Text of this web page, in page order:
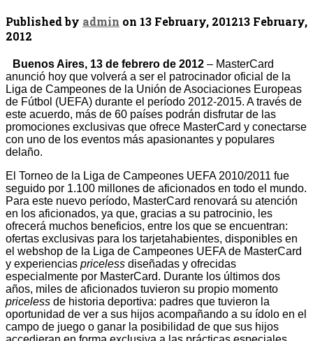
Published by admin on 13 February, 201213 February,
2012
Buenos Aires, 13 de febrero de 2012 – MasterCard
anunció hoy que volverá a ser el patrocinador oficial de la
Liga de Campeones de la Unión de Asociaciones Europeas
de Fútbol (UEFA) durante el período 2012-2015. A través de
este acuerdo, más de 60 países podrán disfrutar de las
promociones exclusivas que ofrece MasterCard y conectarse
con uno de los eventos más apasionantes y populares
delaño.
El Torneo de la Liga de Campeones UEFA 2010/2011 fue
seguido por 1.100 millones de aficionados en todo el mundo.
Para este nuevo período, MasterCard renovará su atención
en los aficionados, ya que, gracias a su patrocinio, les
ofrecerá muchos beneficios, entre los que se encuentran:
ofertas exclusivas para los tarjetahabientes, disponibles en
el webshop de la Liga de Campeones UEFA de MasterCard
y experiencias priceless diseñadas y ofrecidas
especialmente por MasterCard. Durante los últimos dos
años, miles de aficionados tuvieron su propio momento
priceless de historia deportiva: padres que tuvieron la
oportunidad de ver a sus hijos acompañando a su ídolo en el
campo de juego o ganar la posibilidad de que sus hijos